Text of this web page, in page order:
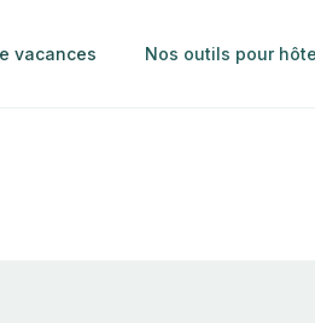
vacances Nos outils pour